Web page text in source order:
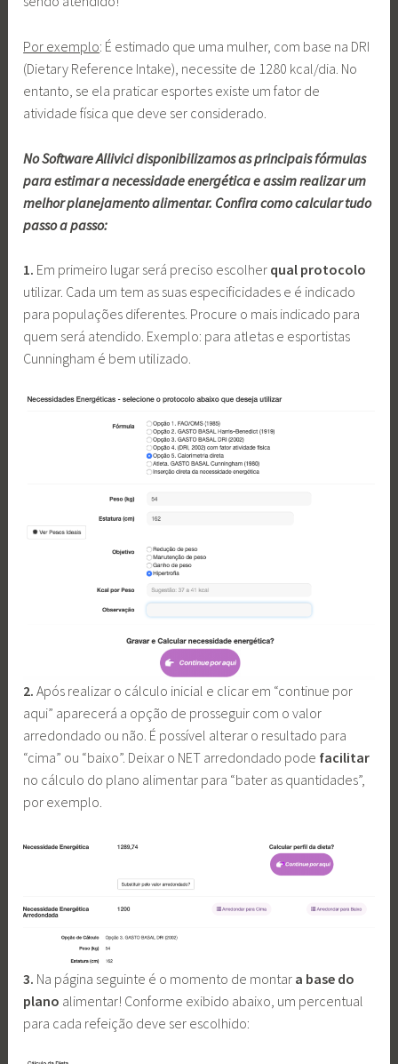
Por exemplo: É estimado que uma mulher, com base na DRI
(Dietary Reference Intake), necessite de 1280 kcal/dia. No
entanto, se ela praticar esportes existe um fator de
atividade física que deve ser considerado.
No Software Allivici disponibilizamos as principais fórmulas
para estimar a necessidade energética e assim realizar um
melhor planejamento alimentar. Confira como calcular tudo
passo a passo:
1. Em primeiro lugar será preciso escolher qual protocolo
utilizar. Cada um tem as suas especificidades e é indicado
para populações diferentes. Procure o mais indicado para
quem será atendido. Exemplo: para atletas e esportistas
Cunningham é bem utilizado.
2.Após realizar o cálculo inicial e clicar em “continue por
aqui” aparecerá a opção de prosseguir com o valor
arredondado ou não. É possível alterar o resultado para
“cima” ou “baixo”. Deixar o NET arredondado pode facilitar
no cálculo do plano alimentar para “bater as quantidades”,
por exemplo.
3. Na página seguinte é o momento de montar a base do
plano alimentar! Conforme exibido abaixo, um percentual
para cada refeição deve ser escolhido: